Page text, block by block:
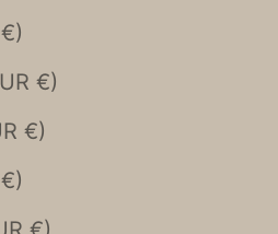
Serbie (EUR €)
Slovaquie (EUR €)
Slovénie (EUR €)
Suède (EUR €)